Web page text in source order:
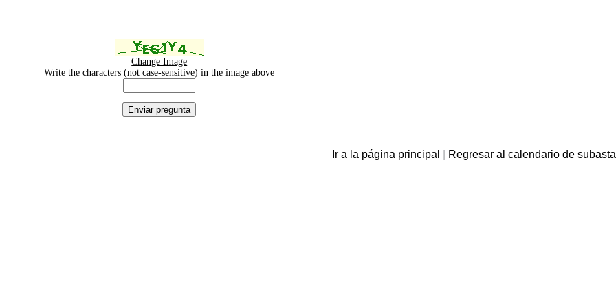
Change Image
Write the characters (not case-sensitive) in the image above
Ir a la página principal Regresar al calendario de